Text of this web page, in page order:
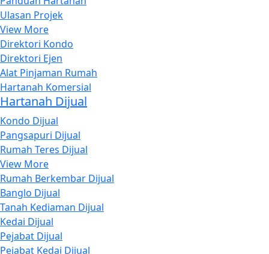
Ulasan Projek
View More
Direktori Kondo
Direktori Ejen
Alat Pinjaman Rumah
Hartanah Komersial
Hartanah Dijual
Kondo Dijual
Pangsapuri Dijual
Rumah Teres Dijual
View More
Rumah Berkembar Dijual
Banglo Dijual
Tanah Kediaman Dijual
Kedai Dijual
Pejabat Dijual
Pejabat Kedai Dijual